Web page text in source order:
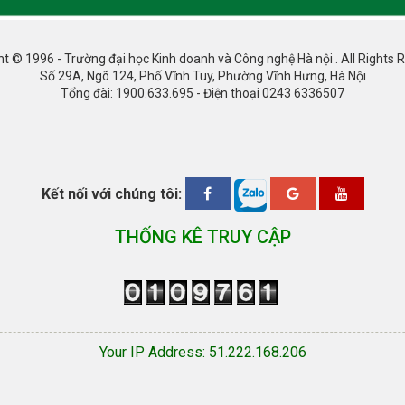
© 1996 - Trường đại học Kinh doanh và Công nghệ Hà nội . All Rights
Số 29A, Ngõ 124, Phố Vĩnh Tuy, Phường Vĩnh Hưng, Hà Nội
Tổng đài: 1900.633.695 - Điện thoại 0243 6336507
Kết nối với chúng tôi:
THỐNG KÊ TRUY CẬP
Your IP Address: 51.222.168.206